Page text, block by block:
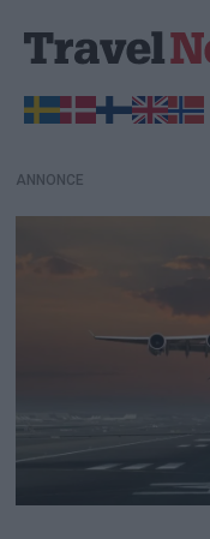
ANNONCE